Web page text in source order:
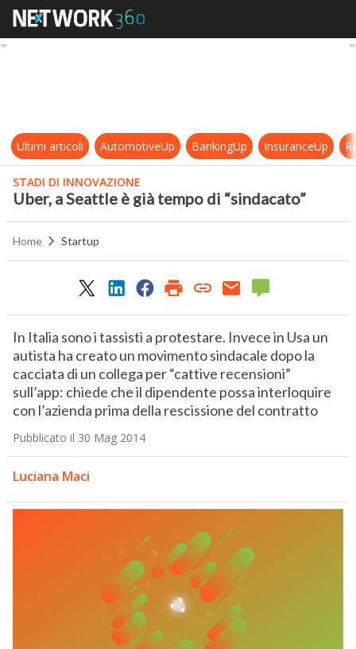
Uber, a Seattle è già tempo di
Ultimi articoli AutomotiveUp BankingUp InsuranceUp
STADI DI INNOVAZIONE
Uber, a Seattle è già tempo di “sindacato”
Home Startup
In Italia sono i tassisti a protestare. Invece in Usa un
autista ha creato un movimento sindacale dopo la
cacciata di un collega per “cattive recensioni”
sull’app: chiede che il dipendente possa interloquire
con l’azienda prima della rescissione del contratto
Pubblicato il 30 Mag 2014
Luciana Maci